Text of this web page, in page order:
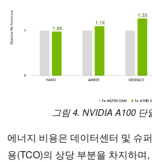
그림 4. NVIDIA A100
에너지 비용은 데이터센터 및 슈
용(TCO)의 상당 부분을 차지하며